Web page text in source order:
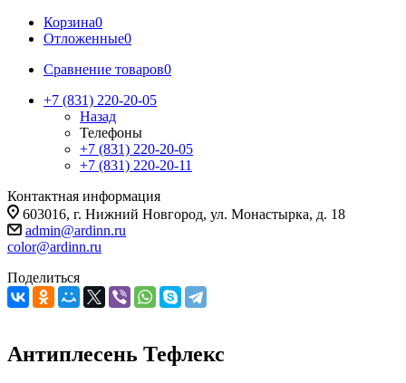
Корзина0
Отложенные0
Сравнение товаров0
+7 (831) 220-20-05
Назад
Телефоны
+7 (831) 220-20-05
+7 (831) 220-20-11
Контактная информация
603016, г. Нижний Новгород, ул. Монастырка, д. 18
admin@ardinn.ru
color@ardinn.ru
Поделиться
Антиплесень Тефлекс